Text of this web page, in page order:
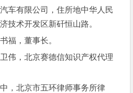
有限公司，住所地中华人民
技术开发区新矸恒山路。
，董事长。
，北京赛德信知识产权代理
北京市五环律师事务所律